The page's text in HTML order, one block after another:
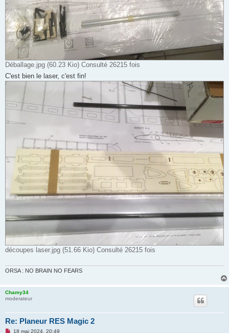
Déballage.jpg (60.23 Kio) Consulté 26215 fois
C'est bien le laser, c'est fin!
découpes laser.jpg (51.66 Kio) Consulté 26215 fois
ORSA : NO BRAIN NO FEARS
Chamy34
moderateur
Re: Planeur RES Magic 2
M18 mai 2024, 20:49